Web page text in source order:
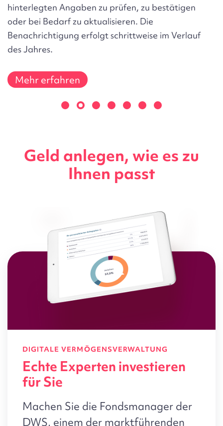
hinterlegten Angaben zu prüfen, zu bestätigen
oder bei Bedarf zu aktualisieren. Die
Benachrichtigung erfolgt schrittweise im Verlauf
des Jahres.
Mehr erfahren
Geld anlegen, wie es zu
Ihnen passt
Echte Experten investieren
für Sie
DIGITALE VERMÖGENSVERWALTUNG
Machen Sie die Fondsmanager der
DWS, einem der marktführenden